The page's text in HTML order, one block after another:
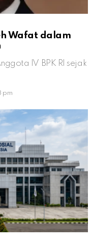
Wafat dalam
IV BPK RI sejak
pm